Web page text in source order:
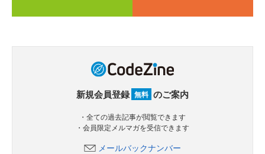
新規会員登録 無料 のご案内
・全ての過去記事が閲覧できます
・会員限定メルマガを受信できます
メールバックナンバー